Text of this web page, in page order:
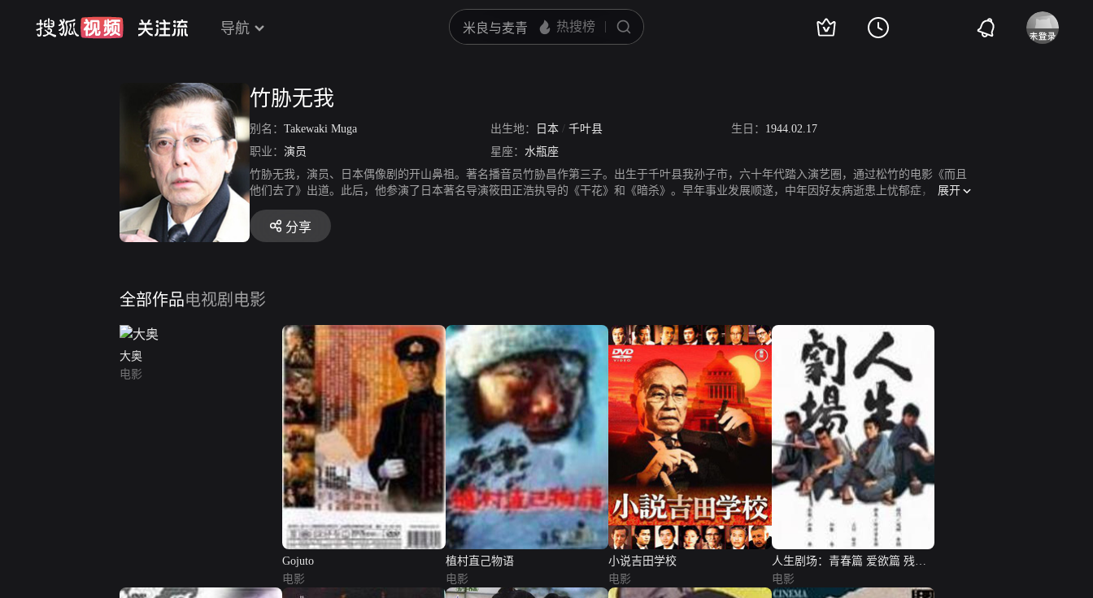
导航
竹胁无我
别名： Takewaki Muga 出生地： 日本 / 千叶县 生日： 1944.02.17
职业： 演员 星座： 水瓶座
竹胁无我，演员、日本偶像剧的开山鼻祖。著名播音员竹胁昌作第三子。出生于千叶县我孙子市，六十年代踏入演艺圈，通过松竹的电影《而且
他们去了》出道。此后，他参演了日本著名导演筱田正浩执导的《干花》和《暗杀》。早年事业发展顺遂，中年因好友病逝患上忧郁症，后在家
人鼓励下，医院治疗八年得以康复重返演艺圈，并写下患病到康复的心路历程勉励大众。2011年8月21日因小脑出血去世，终年67岁。国内八十年
代曾翻译引进其作品《姿三四郎》、《三口之家》，为广大中国观众熟知喜爱。2011年8月21日下午，竹胁无我因脑出血在东京都内的医院去世。
展开
分享
全部作品电视剧 电影
大奥
电影
Gojuto
电影
植村直己物语
电影
小说吉田学校
电影
人生剧场：青春篇 爱欲篇 残侠
篇
电影